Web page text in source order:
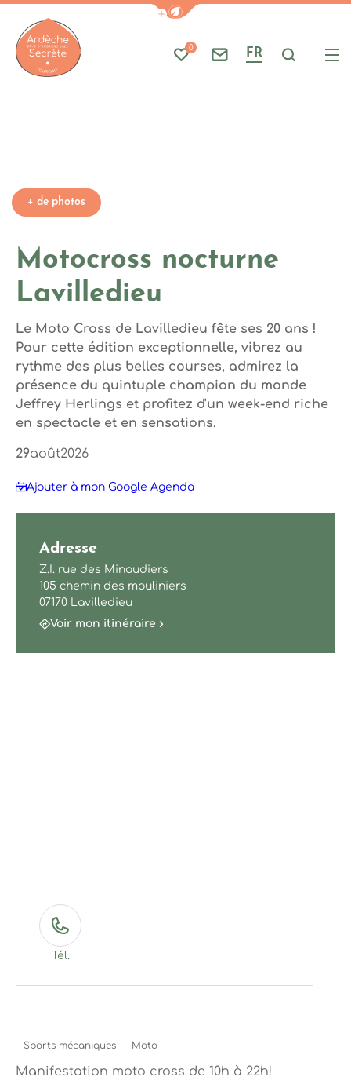
Afficher la barre de
Mes favoris
0
Nous contacter
FR Je
Motocross nocturne
Lavilledieu
Le Moto Cross de Lavilledieu fête ses 20 ans !
Pour cette édition exceptionnelle, vibrez au
rythme des plus belles courses, admirez la
présence du quintuple champion du monde
Jeffrey Herlings et profitez d'un week-end riche
en spectacle et en sensations.
Photo 1, © Motocross
+ de photos
Sports mécaniques Moto
Manifestation moto cross de 10h à 22h!
29août2026
Ajouter à mon Google Agenda
Adresse
Z.I. rue des Minaudiers
105 chemin des mouliniers
07170 Lavilledieu
Voir mon itinéraire
Tél.